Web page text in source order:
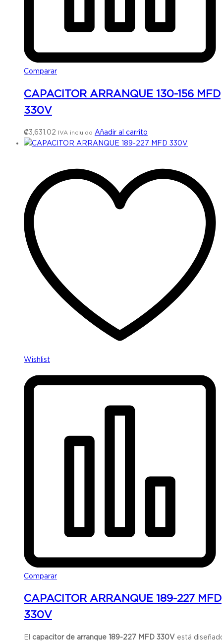
Comparar
CAPACITOR ARRANQUE 130-156 MFD
330V
₡3,631.02 IVA incluido Añadir al carrito
Wishlist
Comparar
CAPACITOR ARRANQUE 189-227 MFD
330V
El capacitor de arranque 189-227 MFD 330V está